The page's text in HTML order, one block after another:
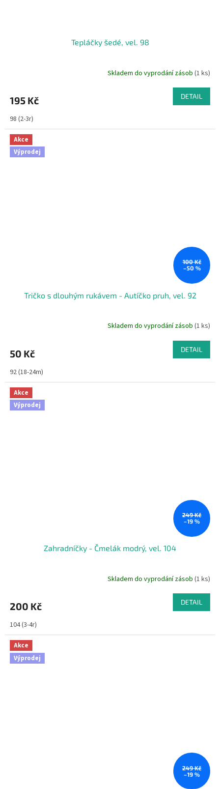
Tepláčky šedé, vel. 98
Skladem do vyprodání zásob (1 ks)
195 Kč DETAIL
98 (2-3r)
Akce
Výprodej
100 Kč
–50 %
Tričko s dlouhým rukávem - Autíčko pruh, vel. 92
Skladem do vyprodání zásob (1 ks)
50 Kč DETAIL
92 (18-24m)
Akce
Výprodej
249 Kč
–19 %
Zahradníčky - Čmelák modrý, vel. 104
Skladem do vyprodání zásob (1 ks)
200 Kč DETAIL
104 (3-4r)
Akce
Výprodej
249 Kč
–19 %